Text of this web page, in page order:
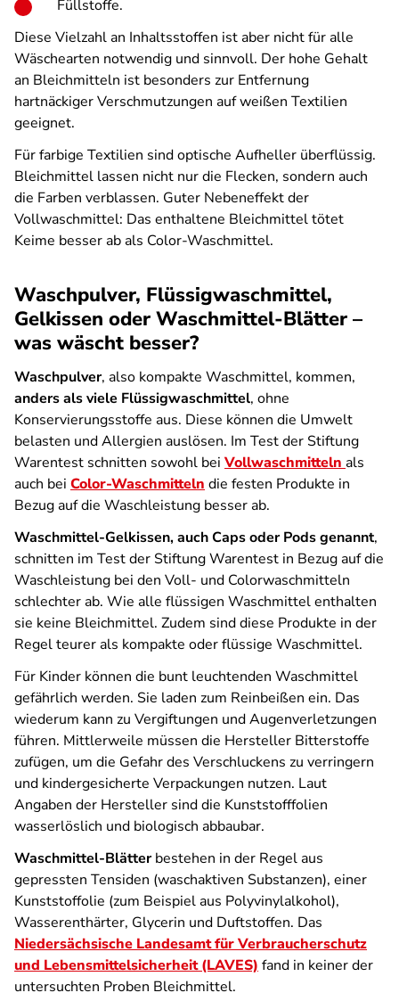
Füllstoffe.
Diese Vielzahl an Inhaltsstoffen ist aber nicht für alle
Wäschearten notwendig und sinnvoll. Der hohe Gehalt
an Bleichmitteln ist besonders zur Entfernung
hartnäckiger Verschmutzungen auf weißen Textilien
geeignet.
Für farbige Textilien sind optische Aufheller überflüssig.
Bleichmittel lassen nicht nur die Flecken, sondern auch
die Farben verblassen. Guter Nebeneffekt der
Vollwaschmittel: Das enthaltene Bleichmittel tötet
Keime besser ab als Color-Waschmittel.
Waschpulver, Flüssigwaschmittel,
Gelkissen oder Waschmittel-Blätter –
was wäscht besser?
Waschpulver, also kompakte Waschmittel, kommen,
anders als viele Flüssigwaschmittel, ohne
Konservierungsstoffe aus. Diese können die Umwelt
belasten und Allergien auslösen. Im Test der Stiftung
Warentest schnitten sowohl bei Vollwaschmitteln als
auch bei Color-Waschmitteln die festen Produkte in
Bezug auf die Waschleistung besser ab.
Waschmittel-Gelkissen, auch Caps oder Pods genannt,
schnitten im Test der Stiftung Warentest in Bezug auf die
Waschleistung bei den Voll- und Colorwaschmitteln
schlechter ab. Wie alle flüssigen Waschmittel enthalten
sie keine Bleichmittel. Zudem sind diese Produkte in der
Regel teurer als kompakte oder flüssige Waschmittel.
Für Kinder können die bunt leuchtenden Waschmittel
gefährlich werden. Sie laden zum Reinbeißen ein. Das
wiederum kann zu Vergiftungen und Augenverletzungen
führen. Mittlerweile müssen die Hersteller Bitterstoffe
zufügen, um die Gefahr des Verschluckens zu verringern
und kindergesicherte Verpackungen nutzen. Laut
Angaben der Hersteller sind die Kunststofffolien
wasserlöslich und biologisch abbaubar.
Waschmittel-Blätterbestehen in der Regel aus
gepressten Tensiden (waschaktiven Substanzen), einer
Kunststoffolie (zum Beispiel aus Polyvinylalkohol),
Wasserenthärter, Glycerin und Duftstoffen. Das
Niedersächsische Landesamt für Verbraucherschutz
und Lebensmittelsicherheit (LAVES) fand in keiner der
untersuchten Proben Bleichmittel.